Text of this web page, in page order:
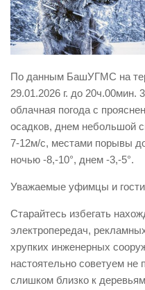
Виды деятельности
Обслуживание опасных
УГЗ рекомендует
Памятки населению
Как стать спасателем
Уголок гражданской
Пресс-центр
Конкурсы
Наша работа
Фотогалерея
По данным БашУГМС на
29.01.2026 г. до 20ч.00мин.
облачная погода с
осадков, днем небольшой
7-12м/с, местами порывы
ночью -8,-10°, днем -3,-5°.
Уважаемые уфимцы и гости
Старайтесь избегать
электропередач,
хрупких инженерных
настоятельно советуем
слишком близко к